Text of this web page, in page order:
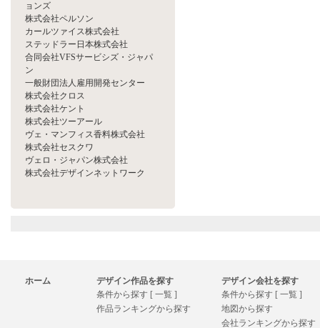
ョンズ
株式会社ペルソン
カールツァイス株式会社
ステッドラー日本株式会社
合同会社VFSサービシズ・ジャパ
ン
一般財団法人雇用開発センター
株式会社クロス
株式会社ケント
株式会社ツーアール
ヴェ・マンフィス香料株式会社
株式会社セスクワ
ヴェロ・ジャパン株式会社
株式会社デザインネットワーク
ホーム
デザイン作品を探す
条件から探す [ 一覧 ]
作品ランキングから探す
デザイン会社を探す
条件から探す [ 一覧 ]
地図から探す
会社ランキングから探す